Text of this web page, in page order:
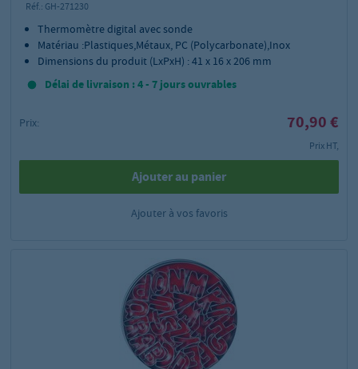
Réf.: GH-271230
Thermomètre digital avec sonde
Matériau :Plastiques,Métaux, PC (Polycarbonate),Inox
Dimensions du produit (LxPxH) : 41 x 16 x 206 mm
Délai de livraison : 4 - 7 jours ouvrables
Prix: 70,90 €
Prix HT,
Ajouter au panier
Ajouter à vos favoris